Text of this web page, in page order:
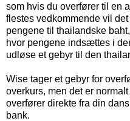
som hvis du overfører til en
flestes vedkommende vil
pengene til thailandske
hvor pengene indsættes i
udløse et gebyr til den
Wise tager et gebyr for
overkurs, men det er
overfører direkte fra din
bank.